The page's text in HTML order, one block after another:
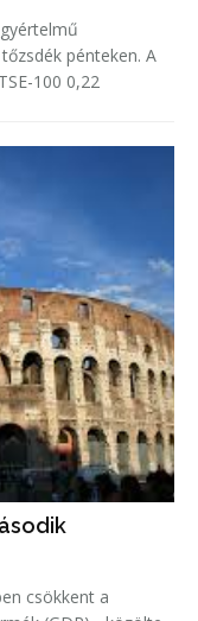
pénteken. A
100 0,22
csökkent a